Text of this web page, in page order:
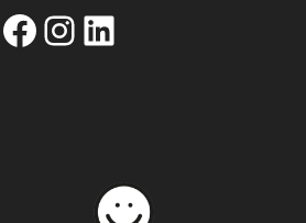
Facebook
Instagram
Linkedin